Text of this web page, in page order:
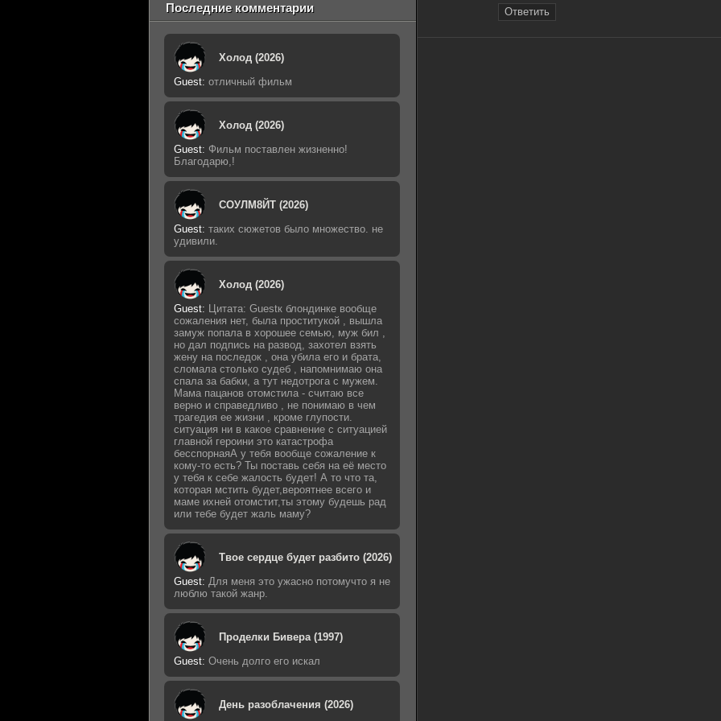
Ответить
Последние комментарии
Холод (2026)
Guest: отличный фильм
Холод (2026)
Guest: Фильм поставлен жизненно!
Благодарю,!
СОУЛМ8ЙТ (2026)
Guest: таких сюжетов было множество. не
удивили.
Холод (2026)
Guest: Цитата: Guestк блондинке вообще
сожаления нет, была проститукой , вышла
замуж попала в хорошее семью, муж бил ,
но дал подпись на развод, захотел взять
жену на последок , она убила его и брата,
сломала столько судеб , напомнимаю она
спала за бабки, а тут недотрога с мужем.
Мама пацанов отомстила - считаю все
верно и справедливо , не понимаю в чем
трагедия ее жизни , кроме глупости.
ситуация ни в какое сравнение с ситуацией
главной героини это катастрофа
бесспорнаяА у тебя вообще сожаление к
кому-то есть? Ты поставь себя на её место
у тебя к себе жалость будет! А то что та,
которая мстить будет,вероятнее всего и
маме ихней отомстит,ты этому будешь рад
или тебе будет жаль маму?
Твое сердце будет разбито (2026)
Guest: Для меня это ужасно потомучто я не
люблю такой жанр.
Проделки Бивера (1997)
Guest: Очень долго его искал
День разоблачения (2026)